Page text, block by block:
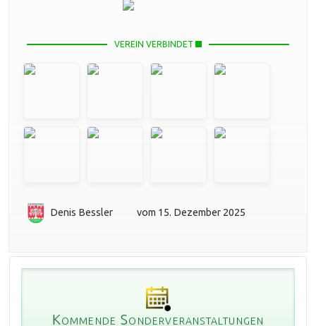
VEREIN VERBINDET
Denis Bessler vom 15. Dezember 2025
Kommende Sonderveranstaltungen